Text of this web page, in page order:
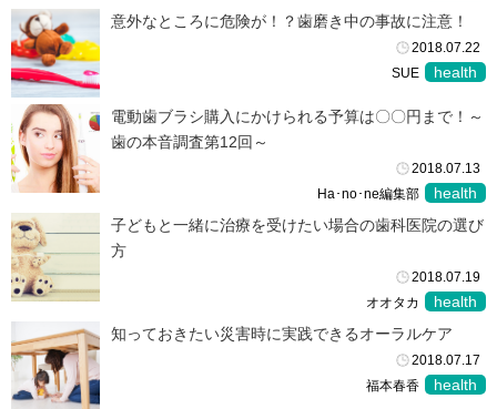
意外なところに危険が！？歯磨き中の事故に注意！
2018.07.22
SUE
health
電動歯ブラシ購入にかけられる予算は〇〇円まで！～
歯の本音調査第12回～
2018.07.13
Ha･no･ne編集部
health
子どもと一緒に治療を受けたい場合の歯科医院の選び
方
2018.07.19
オオタカ
health
知っておきたい災害時に実践できるオーラルケア
2018.07.17
福本春香
health